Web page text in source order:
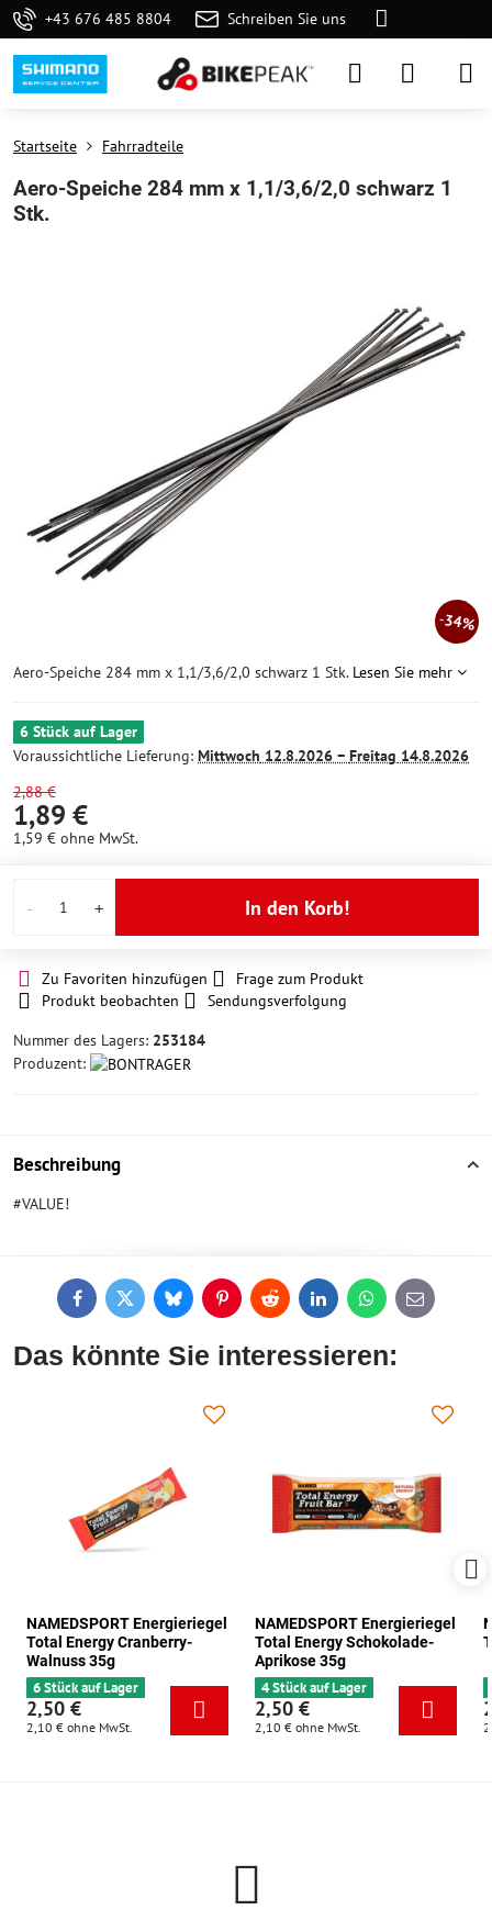
+43 676 485 8804 Schreiben Sie uns
34%
Startseite Fahrradteile
Aero-Speiche 284 mm x 1,1/3,6/2,0 schwarz 1
Stk.
Aero-Speiche 284 mm x 1,1/3,6/2,0 schwarz 1 Stk. Lesen Sie mehr
6 Stück auf Lager
Voraussichtliche Lieferung: Mittwoch 12.8.2026 − Freitag 14.8.2026
2,88 €
1,89 €
1,59 € ohne MwSt.
In den Korb!
Zu Favoriten hinzufügen
Frage zum Produkt
Produkt beobachten
Sendungsverfolgung
Nummer des Lagers: 253184
Produzent:
Beschreibung
#VALUE!
FacebookTwitterBlueskyPinterestReddit LinkedInWhatsApp
E-
mail
Das könnte Sie interessieren:
NAMEDSPORT Energieriegel
Total Energy Cranberry-
Walnuss 35g
6 Stück auf Lager
2,50 €
2,10 € ohne MwSt.
NAMEDSPORT Energieriegel
Total Energy Schokolade-
Aprikose 35g
4 Stück auf Lager
2,50 €
2,10 € ohne MwSt.